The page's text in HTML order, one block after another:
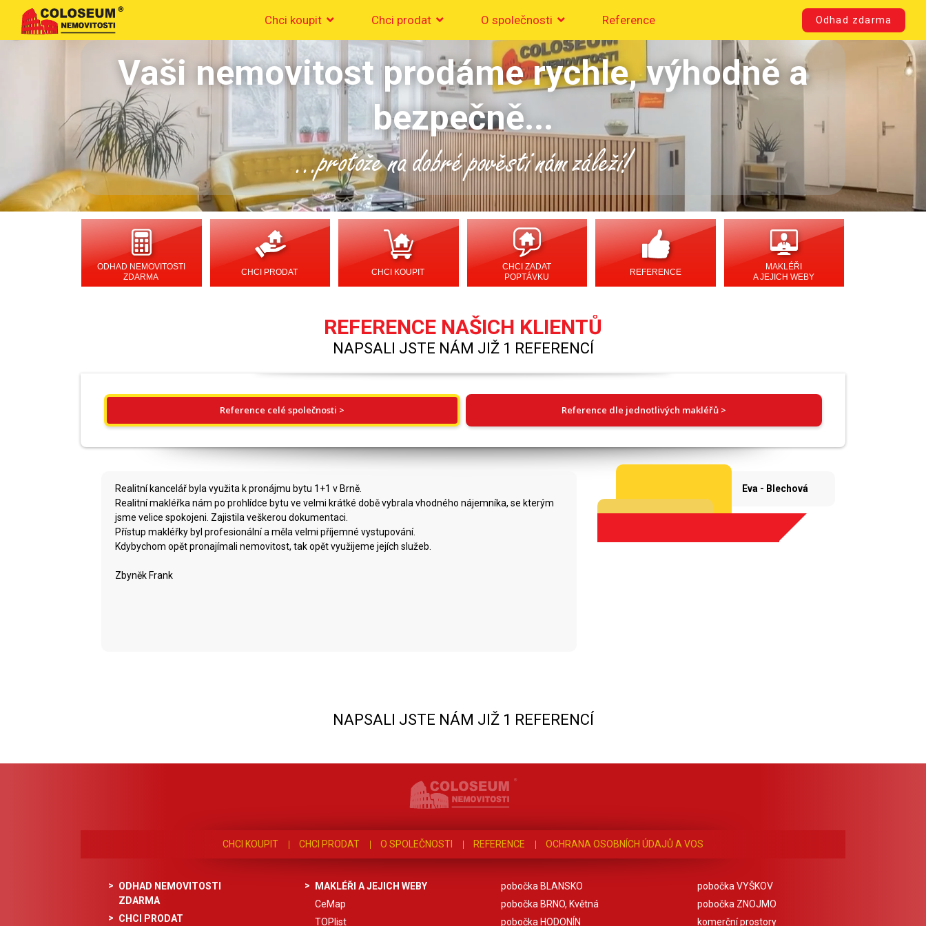
Chci koupit Chci prodat O společnosti Reference Odhad zdarma
Vaši nemovitost prodáme rychle, výhodně a
bezpečně...
...protože na dobré pověsti nám záleží!
ODHAD NEMOVITOSTI
ZDARMA
CHCI PRODAT CHCI KOUPIT
CHCI ZADAT
POPTÁVKU
REFERENCE
MAKLÉŘI
A JEJICH WEBY
REFERENCE NAŠICH KLIENTŮ
NAPSALI JSTE NÁM JIŽ 1 REFERENCÍ
Reference celé společnosti > Reference dle jednotlivých makléřů >
Realitní kancelář byla využita k pronájmu bytu 1+1 v Brně.
Realitní makléřka nám po prohlídce bytu ve velmi krátké době vybrala vhodného nájemníka, se kterým
jsme velice spokojeni. Zajistila veškerou dokumentaci.
Přístup makléřky byl profesionální a měla velmi příjemné vystupování.
Kdybychom opět pronajímali nemovitost, tak opět využijeme jejích služeb.
Zbyněk Frank
Eva - Blechová
NAPSALI JSTE NÁM JIŽ 1 REFERENCÍ
CHCI KOUPIT CHCI PRODAT O SPOLEČNOSTI REFERENCE OCHRANA OSOBNÍCH ÚDAJŮ A VOS
ODHAD NEMOVITOSTI
ZDARMA
CHCI PRODAT
MAKLÉŘI A JEJICH WEBY
CeMap
TOPlist
pobočka BLANSKO
pobočka BRNO, Květná
pobočka HODONÍN
pobočka VYŠKOV
pobočka ZNOJMO
komerční prostory